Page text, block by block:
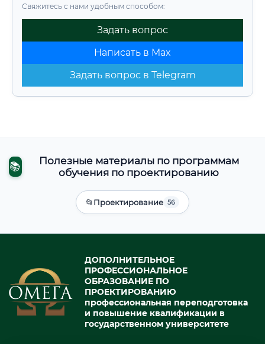
Свяжитесь с нами удобным способом:
Задать вопрос
Написать в Max
Задать вопрос в Telegram
📚
Полезные материалы по программам
обучения по проектированию
📂Проектирование 56
ДОПОЛНИТЕЛЬНОЕ
ПРОФЕССИОНАЛЬНОЕ
ОБРАЗОВАНИЕ ПО
ПРОЕКТИРОВАНИЮ
профессиональная переподготовка
и повышение квалификации в
государственном университете